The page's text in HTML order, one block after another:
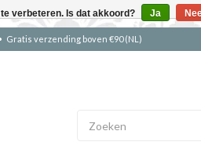
Gratis verzending boven €90 (NL)
verbeteren. Is dat akkoord? Ja